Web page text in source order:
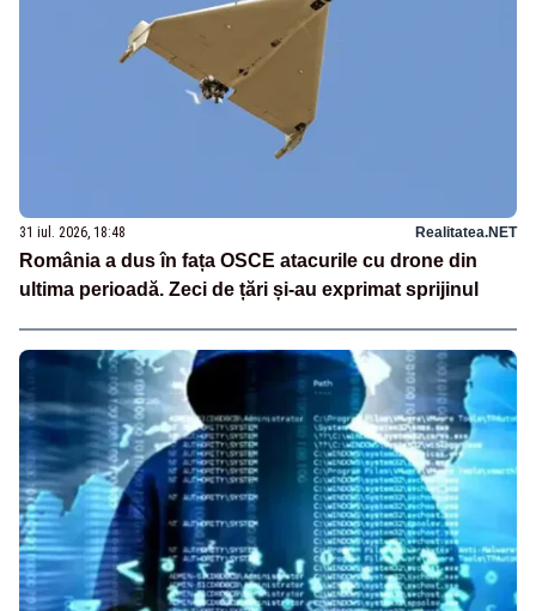
31 iul. 2026, 18:48 Realitatea.NET
România a dus în fața OSCE atacurile cu drone din
ultima perioadă. Zeci de țări și-au exprimat sprijinul